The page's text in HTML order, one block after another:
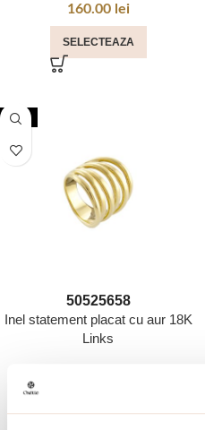
160.00 lei
SELECTEAZA
NOU
50525658
Inel statement placat cu aur 18K
Links
SELECTEAZA